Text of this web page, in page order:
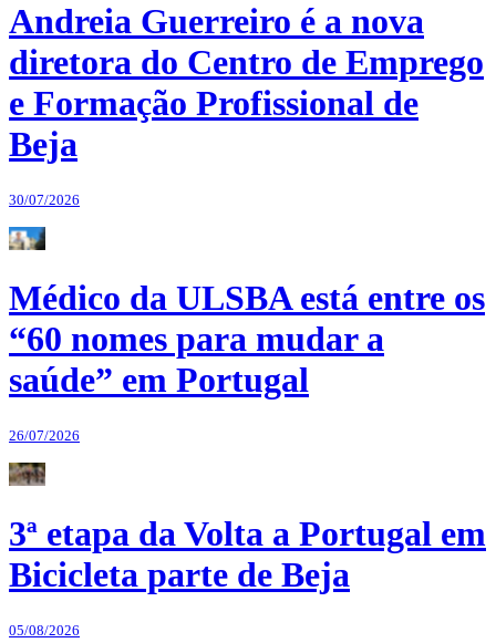
Andreia Guerreiro é a nova
diretora do Centro de Emprego
e Formação Profissional de
Beja
30/07/2026
Médico da ULSBA está entre os
“60 nomes para mudar a
saúde” em Portugal
26/07/2026
3ª etapa da Volta a Portugal em
Bicicleta parte de Beja
05/08/2026